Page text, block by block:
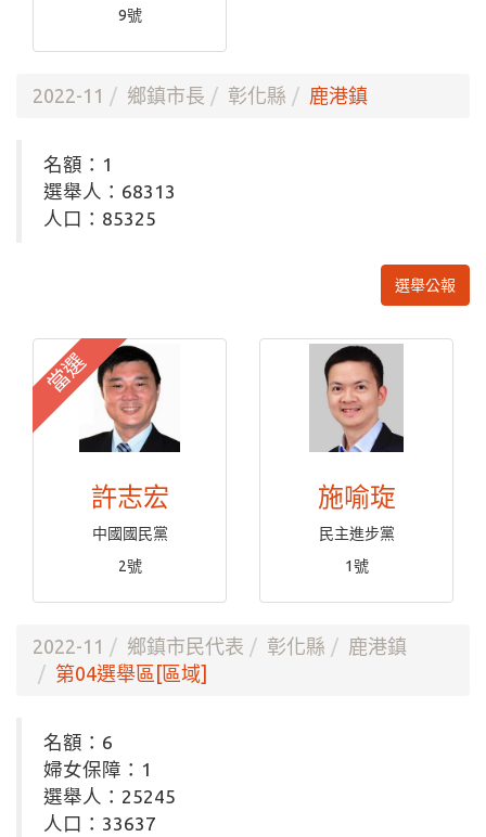
9號
2022-11 鄉鎮市長 彰化縣 鹿港鎮
名額：1
選舉人：68313
人口：85325
選舉公報
當選
許志宏
中國國民黨
2號
施喻琁
民主進步黨
1號
2022-11 鄉鎮市民代表 彰化縣
鹿港鎮
第04選舉區[區域]
名額：6
婦女保障：1
選舉人：25245
人口：33637